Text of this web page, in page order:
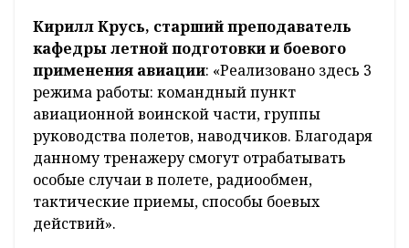
Кирилл Крусь, старший преподаватель
кафедры летной подготовки и боевого
применения авиации: «Реализовано здесь 3
режима работы: командный пункт
авиационной воинской части, группы
руководства полетов, наводчиков. Благодаря
данному тренажеру смогут отрабатывать
особые случаи в полете, радиообмен,
тактические приемы, способы боевых
действий».